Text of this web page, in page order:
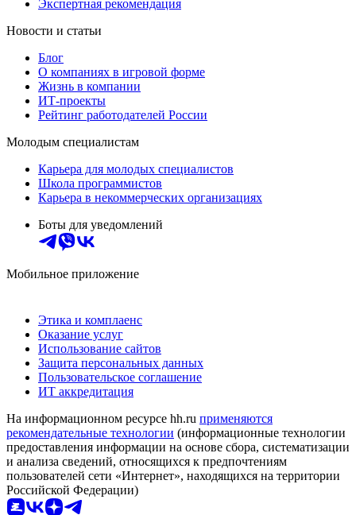
Экспертная рекомендация
Новости и статьи
Блог
О компаниях в игровой форме
Жизнь в компании
ИТ-проекты
Рейтинг работодателей России
Молодым специалистам
Карьера для молодых специалистов
Школа программистов
Карьера в некоммерческих организациях
Боты для уведомлений
Мобильное приложение
Этика и комплаенс
Оказание услуг
Использование сайтов
Защита персональных данных
Пользовательское соглашение
ИТ аккредитация
На информационном ресурсе hh.ru применяются
рекомендательные технологии (информационные технологии
предоставления информации на основе сбора, систематизации
и анализа сведений, относящихся к предпочтениям
пользователей сети «Интернет», находящихся на территории
Российской Федерации)